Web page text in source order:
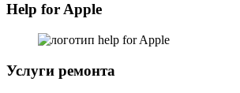
Help for Apple
Услуги ремонта